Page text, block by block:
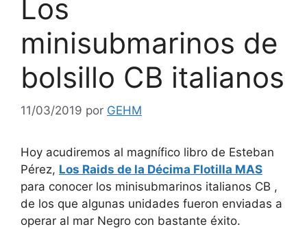
Los
minisubmarinos de
bolsillo CB italianos
11/03/2019 por GEHM
Hoy acudiremos al magnífico libro de Esteban
Pérez, Los Raids de la Décima Flotilla MAS
para conocer los minisubmarinos italianos CB ,
de los que algunas unidades fueron enviadas a
operar al mar Negro con bastante éxito.